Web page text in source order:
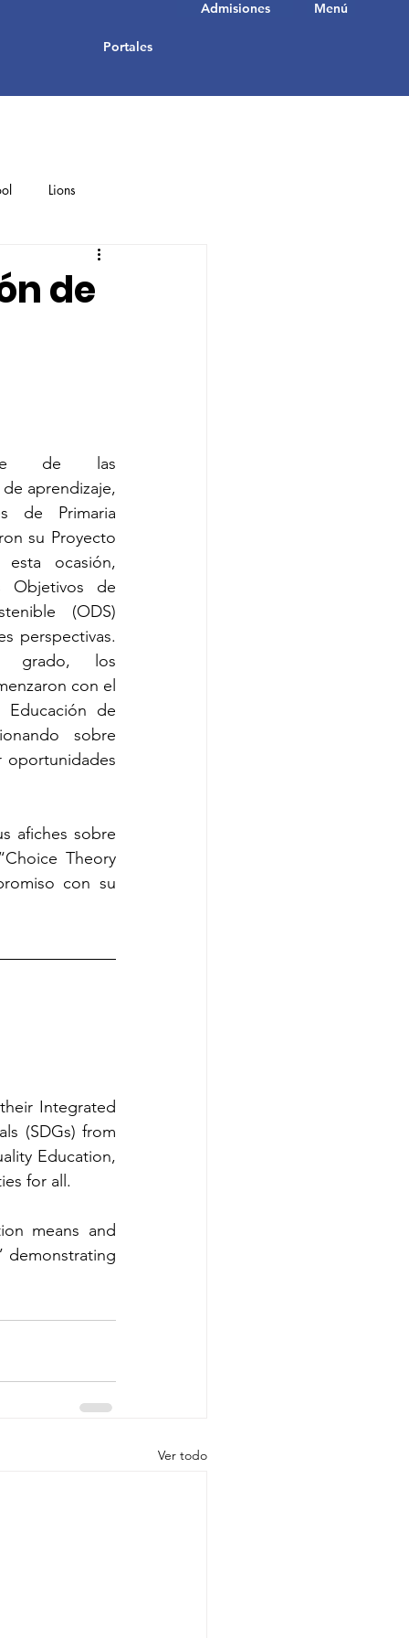
Portales
Menú
Admisiones
Lions
Student Achievements
de
de las
aprendizaje,
de Primaria
su Proyecto
ocasión,
Objetivos de
(ODS)
perspectivas.
grado, los
con el
Educación de
sobre
oportunidades
afiches sobre
Theory
con su
Integrated
(SDGs) from
Education,
for all.
means and
demonstrating
Ver todo